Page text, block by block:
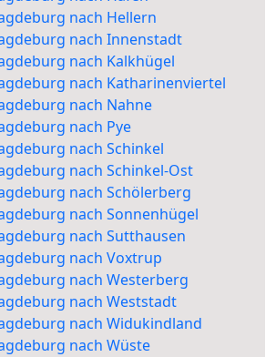
nach Hellern
nach Innenstadt
nach Kalkhügel
nach Katharinenviertel
nach Nahne
nach Pye
nach Schinkel
nach Schinkel-Ost
nach Schölerberg
nach Sonnenhügel
nach Sutthausen
nach Voxtrup
nach Westerberg
nach Weststadt
nach Widukindland
nach Wüste